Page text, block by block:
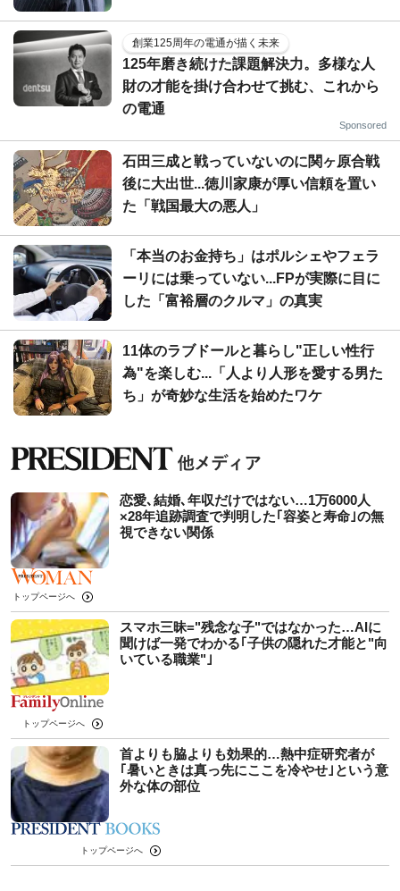
創業125周年の電通が描く未来
125年磨き続けた課題解決力。多様な人
財の才能を掛け合わせて挑む、これから
の電通
Sponsored
石田三成と戦っていないのに関ヶ原合戦
後に大出世...徳川家康が厚い信頼を置い
た「戦国最大の悪人」
「本当のお金持ち」はポルシェやフェラ
ーリには乗っていない...FPが実際に目に
した「富裕層のクルマ」の真実
11体のラブドールと暮らし"正しい性行
為"を楽しむ...「人より人形を愛する男た
ち」が奇妙な生活を始めたワケ
恋愛､結婚､年収だけではない…1万6000人
×28年追跡調査で判明した｢容姿と寿命｣の無
視できない関係
トップページへ
スマホ三昧="残念な子"ではなかった…AIに
聞けば一発でわかる｢子供の隠れた才能と"向
いている職業"｣
トップページへ
首よりも脇よりも効果的…熱中症研究者が
｢暑いときは真っ先にここを冷やせ｣という意
外な体の部位
トップページへ